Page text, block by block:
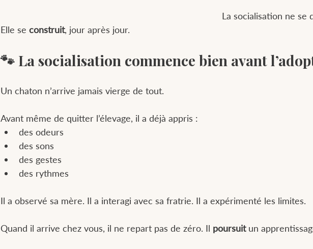
La socialisation ne se
Elle se construit, jour après jour.
🐾 La socialisation commence bien avant
Un chaton n’arrive jamais vierge de tout.
Avant même de quitter l’élevage, il a déjà appris :
des odeurs
des sons
des gestes
des rythmes
Il a observé sa mère. Il a interagi avec sa fratrie. Il a expérimenté les limites.
Quand il arrive chez vous, il ne repart pas de zéro. Il poursuit un